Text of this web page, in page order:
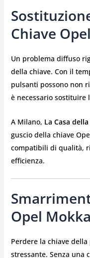
Chiave
Un problema diffuso
della chiave. Con il
pulsanti possono non
è necessario sostituire
A Milano, La Casa
guscio della chiave
compatibili di qualità,
efficienza.
Opel
Perdere la chiave
stressante. Senza una